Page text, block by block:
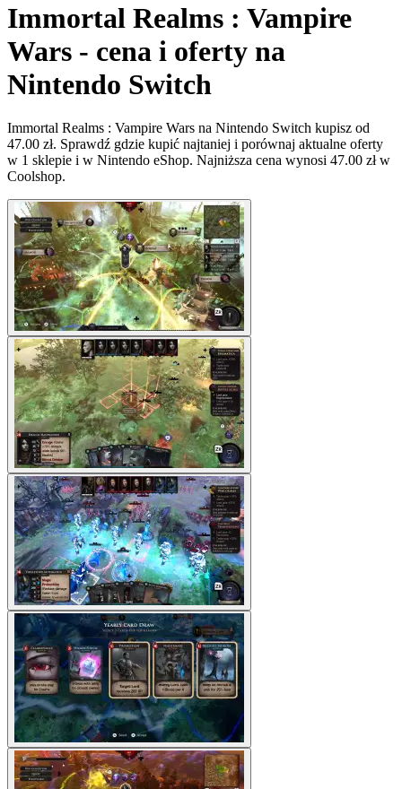
Immortal Realms : Vampire
Wars - cena i oferty na
Nintendo Switch
Immortal Realms : Vampire Wars na Nintendo Switch kupisz od
47.00 zł. Sprawdź gdzie kupić najtaniej i porównaj aktualne oferty
w 1 sklepie i w Nintendo eShop. Najniższa cena wynosi 47.00 zł w
Coolshop.